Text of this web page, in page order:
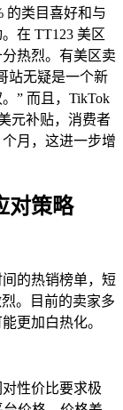
的类目喜好和与
在 TT123 美区
热烈。有美区卖
站无疑是一个新
” 而且，TikTok
元补贴，消费者
月，这进一步增
对策略
的热销榜单，短
。目前的卖家多
更加白热化。
性价比要求极